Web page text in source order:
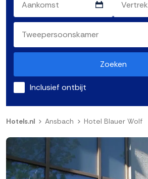
Zoeken
Inclusief ontbijt
Hotels.nl Ansbach Hotel Blauer Wolf